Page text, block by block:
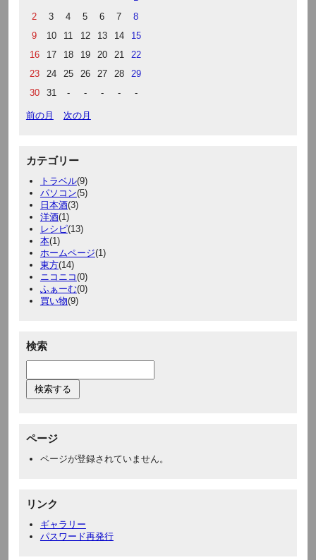
2
3 4 5 6 7
8
9
10 11 12 13 14
15
16
17 18 19 20 21
22
23
24 25 26 27 28
29
30
31 - - - - -
前の月 次の月
カテゴリー
トラベル(9)
パソコン(5)
日本酒(3)
洋酒(1)
レシピ(13)
本(1)
ホームページ(1)
東方(14)
ニコニコ(0)
ふぁーむ(0)
買い物(9)
検索
ページ
ページが登録されていません。
リンク
ギャラリー
パスワード再発行